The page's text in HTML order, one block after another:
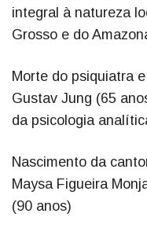
integral à natureza
Grosso e do
Morte do psiquiatra
Gustav Jung (65
da psicologia
Nascimento da
Maysa Figueira
(90 anos)